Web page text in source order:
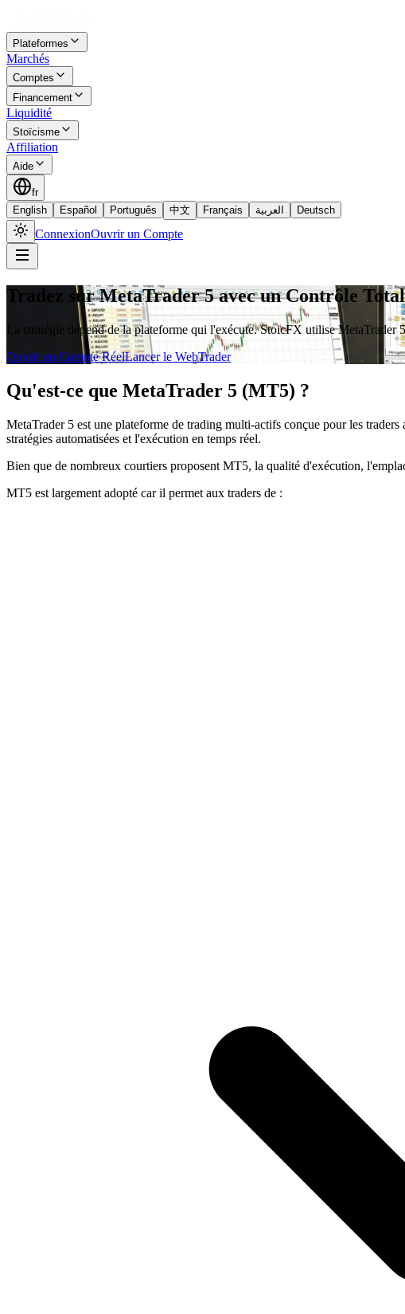
Plateformes
Marchés
Comptes
Financement
Liquidité
Stoïcisme
Affiliation
Aide
fr
English
Español Português 中文 Français العربية Deutsch
ConnexionOuvrir un Compte
Tradez sur MetaTrader 5 avec un Contrôle
La stratégie dépend de la plateforme qui l'exécute. StoicFX utilise
Ouvrir un Compte RéelLancer le WebTrader
Qu'est-ce que MetaTrader 5 (MT5) ?
MetaTrader 5 est une plateforme de trading multi-actifs conçue pour les
stratégies automatisées et l'exécution en temps réel.
Bien que de nombreux courtiers proposent MT5, la qualité d'exécution,
MT5 est largement adopté car il permet aux traders de :